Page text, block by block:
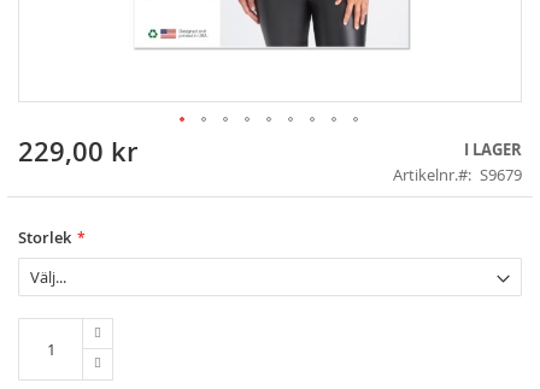
Skip
the
of
the
images
gallery
229,00 kr
I LAGER
Artikelnr.
S9679
Storlek